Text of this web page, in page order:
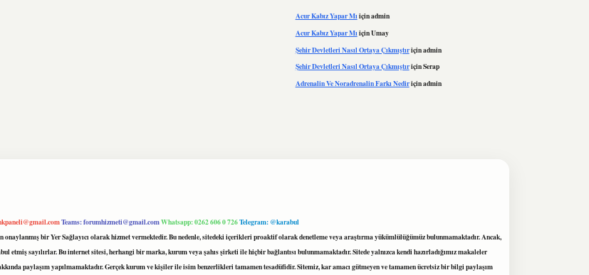
Acur Kabız Yapar Mıiçinadmin
Acur Kabız Yapar MıiçinUmay
Şehir Devletleri Nasıl Ortaya Çıkmıştıriçinadmin
Şehir Devletleri Nasıl Ortaya ÇıkmıştıriçinSerap
Adrenalin Ve Noradrenalin Farkı Nediriçinadmin
Teams:forumhizmeti@gmail.comWhatsapp: 0262 606 0 726Telegram: @karabul
bir Yer Sağlayıcı olarak hizmet vermektedir. Bu nedenle, sitedeki içerikleri proaktif olarak denetleme veya araştırma yükümlülüğümüz bulunmamaktadır. Ancak,
sayılırlar. Bu internet sitesi, herhangi bir marka, kurum veya şahıs şirketi ile hiçbir bağlantısı bulunmamaktadır. Sitede yalnızca kendi hazırladığımız makaleler
paylaşım yapılmamaktadır. Gerçek kurum ve kişiler ile isim benzerlikleri tamamen tesadüfidir. Sitemiz, kar amacı gütmeyen ve tamamen ücretsiz bir bilgi paylaşım